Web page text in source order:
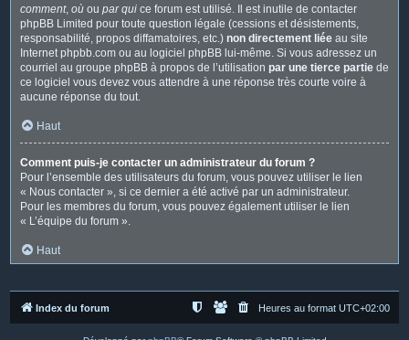
comment, où ou par qui ce forum est utilisé. Il est inutile de contacter
phpBB Limited pour toute question légale (cessions et désistements,
responsabilité, propos diffamatoires, etc.) non directement liée au site
Internet phpbb.com ou au logiciel phpBB lui-même. Si vous adressez un
courriel au groupe phpBB à propos de l’utilisation par une tierce partie de
ce logiciel vous devez vous attendre à une réponse très courte voire à
aucune réponse du tout.
Haut
Comment puis-je contacter un administrateur du forum ?
Pour l’ensemble des utilisateurs du forum, vous pouvez utiliser le lien
« Nous contacter », si ce dernier a été activé par un administrateur.
Pour les membres du forum, vous pouvez également utiliser le lien
« L’équipe du forum ».
Haut
Index du forum Heures au format UTC+02:00